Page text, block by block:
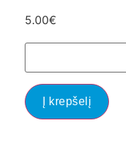
5.00€
Į krepšelį